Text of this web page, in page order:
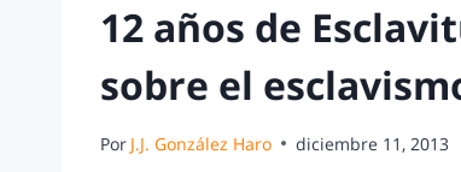
12 años de
sobre el
Por J.J. González Haro diciembre 11, 2013